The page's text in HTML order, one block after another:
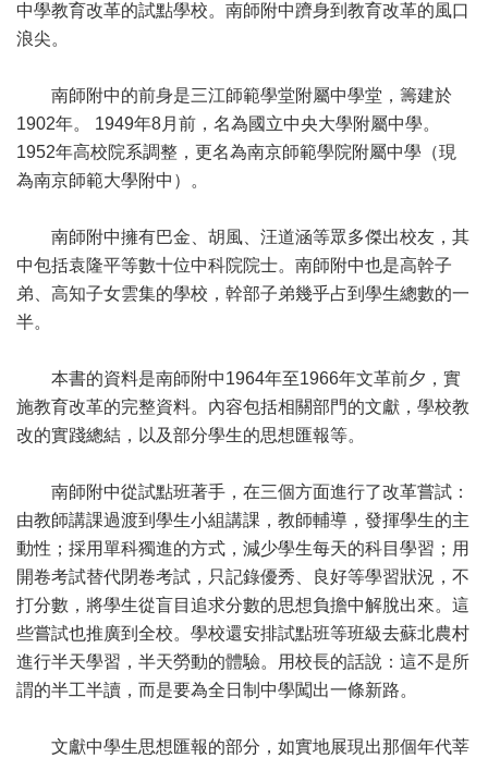
中學教育改革的試點學校。南師附中躋身到教育改革的風口
浪尖。
南師附中的前身是三江師範學堂附屬中學堂，籌建於
1902年。 1949年8月前，名為國立中央大學附屬中學。
1952年高校院系調整，更名為南京師範學院附屬中學（現
為南京師範大學附中）。
南師附中擁有巴金、胡風、汪道涵等眾多傑出校友，其
中包括袁隆平等數十位中科院院士。南師附中也是高幹子
弟、高知子女雲集的學校，幹部子弟幾乎占到學生總數的一
半。
本書的資料是南師附中1964年至1966年文革前夕，實
施教育改革的完整資料。內容包括相關部門的文獻，學校教
改的實踐總結，以及部分學生的思想匯報等。
南師附中從試點班著手，在三個方面進行了改革嘗試：
由教師講課過渡到學生小組講課，教師輔導，發揮學生的主
動性；採用單科獨進的方式，減少學生每天的科目學習；用
開卷考試替代閉卷考試，只記錄優秀、良好等學習狀況，不
打分數，將學生從盲目追求分數的思想負擔中解脫出來。這
些嘗試也推廣到全校。學校還安排試點班等班級去蘇北農村
進行半天學習，半天勞動的體驗。用校長的話說：這不是所
謂的半工半讀，而是要為全日制中學闖出一條新路。
文獻中學生思想匯報的部分，如實地展現出那個年代莘